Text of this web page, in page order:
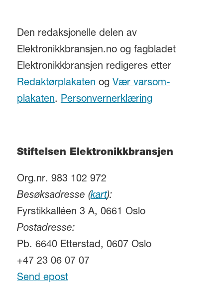
Den redaksjonelle delen av
Elektronikkbransjen.no og fagbladet
Elektronikkbransjen redigeres etter
Redaktørplakatenog Vær varsom-
plakaten. Personvernerklæring
Stiftelsen Elektronikkbransjen
Org.nr. 983 102 972
Besøksadresse (kart):
Fyrstikkalléen 3 A, 0661 Oslo
Postadresse:
Pb. 6640 Etterstad, 0607 Oslo
+47 23 06 07 07
Send epost